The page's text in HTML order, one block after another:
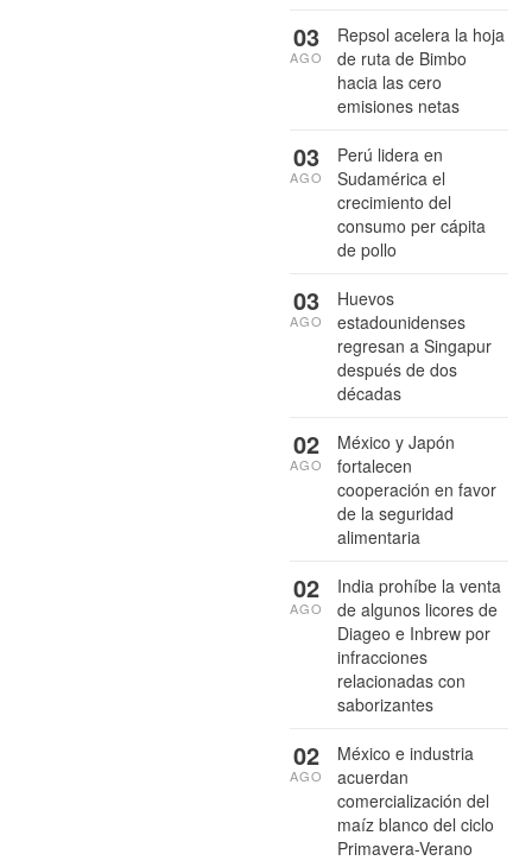
Repsol acelera la hoja
de ruta de Bimbo
hacia las cero
emisiones netas
03
AGO
Perú lidera en
Sudamérica el
crecimiento del
consumo per cápita
de pollo
03
AGO
Huevos
estadounidenses
regresan a Singapur
después de dos
décadas
03
AGO
México y Japón
fortalecen
cooperación en favor
de la seguridad
alimentaria
02
AGO
India prohíbe la venta
de algunos licores de
Diageo e Inbrew por
infracciones
relacionadas con
saborizantes
02
AGO
México e industria
acuerdan
comercialización del
maíz blanco del ciclo
Primavera-Verano
02
AGO